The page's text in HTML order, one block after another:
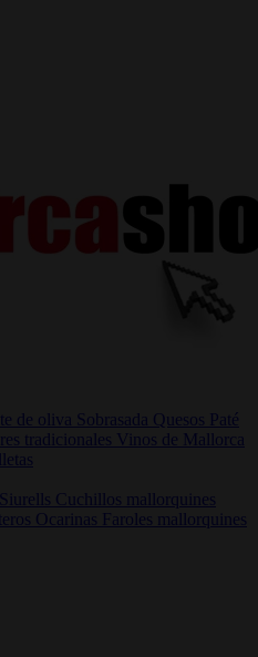
de oliva Sobrasada Quesos Paté
tradicionales Vinos de Mallorca
Siurells Cuchillos mallorquines
Ocarinas Faroles mallorquines